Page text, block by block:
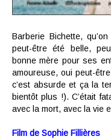
Barberie Bichette,
peut-être été belle,
bonne mère pour ses
amoureuse, oui peut-
c’est absurde et ça la
bientôt plus !). C’était
avec la mort, avec la vie
Film de Sophie Fillières